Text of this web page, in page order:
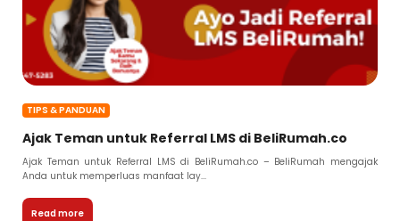
TIPS & PANDUAN
Ajak Teman untuk Referral LMS di BeliRumah.co
Ajak Teman untuk Referral LMS di BeliRumah.co – BeliRumah mengajak
Anda untuk memperluas manfaat lay...
Read more